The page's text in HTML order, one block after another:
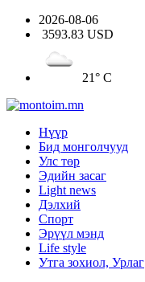
2026-08-06
3593.83 USD
21° C
Нүүр
Бид монголчууд
Улс төр
Эдийн засаг
Light news
Дэлхий
Спорт
Эрүүл мэнд
Life style
Утга зохиол, Урлаг